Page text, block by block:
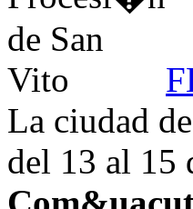
La ciudad
del 13 al 15